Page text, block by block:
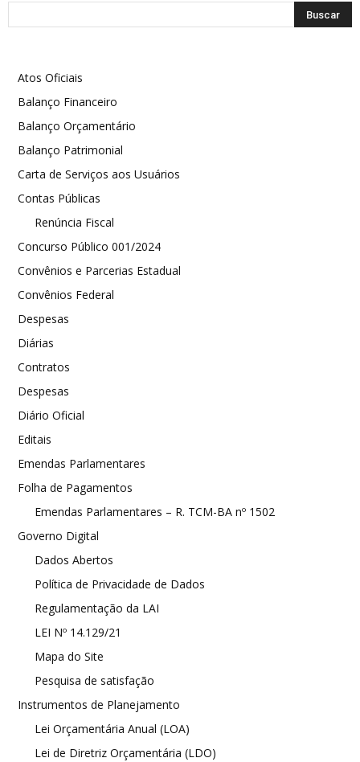
Atos Oficiais
Balanço Financeiro
Balanço Orçamentário
Balanço Patrimonial
Carta de Serviços aos Usuários
Contas Públicas
Renúncia Fiscal
Concurso Público 001/2024
Convênios e Parcerias Estadual
Convênios Federal
Despesas
Diárias
Contratos
Despesas
Diário Oficial
Editais
Emendas Parlamentares
Folha de Pagamentos
Emendas Parlamentares – R. TCM-BA nº 1502
Governo Digital
Dados Abertos
Política de Privacidade de Dados
Regulamentação da LAI
LEI Nº 14.129/21
Mapa do Site
Pesquisa de satisfação
Instrumentos de Planejamento
Lei Orçamentária Anual (LOA)
Lei de Diretriz Orçamentária (LDO)